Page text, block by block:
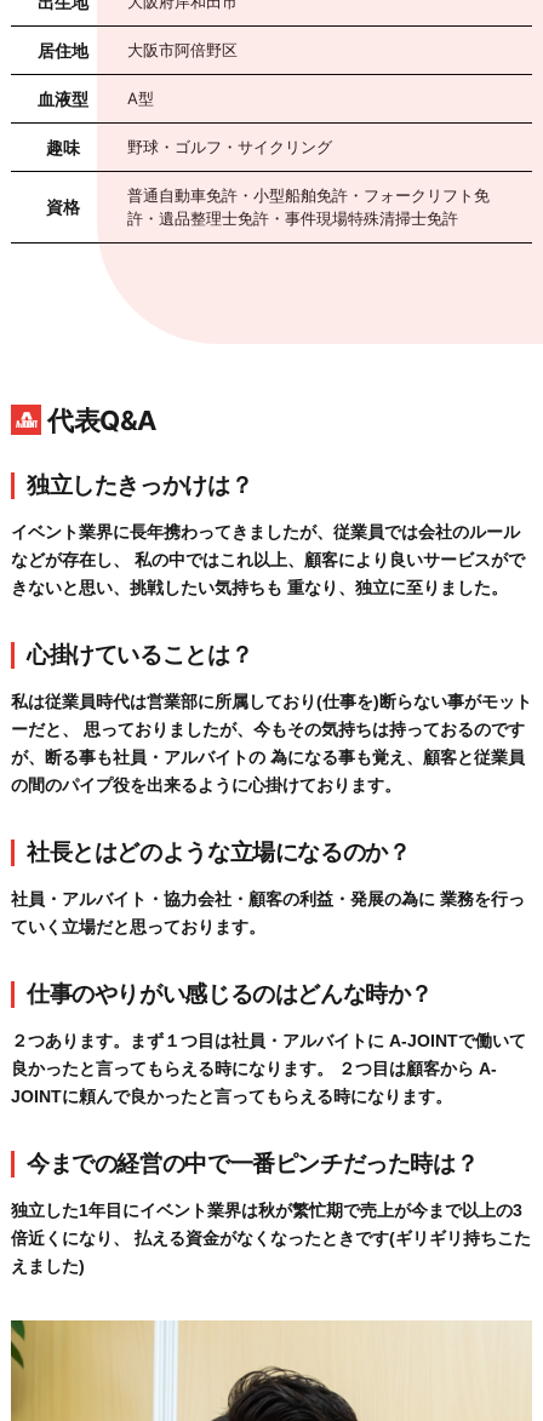
居住地 大阪市阿倍野区
血液型 A型
趣味 野球・ゴルフ・サイクリング
資格
普通自動車免許・小型船舶免許・フォークリフト免
許・遺品整理士免許・事件現場特殊清掃士免許
代表Q&A
独立したきっかけは？
イベント業界に長年携わってきましたが、従業員では会社のルール
などが存在し、 私の中ではこれ以上、顧客により良いサービスがで
きないと思い、挑戦したい気持ちも 重なり、独立に至りました。
心掛けていることは？
私は従業員時代は営業部に所属しており(仕事を)断らない事がモット
ーだと、 思っておりましたが、今もその気持ちは持っておるのです
が、断る事も社員・アルバイトの 為になる事も覚え、顧客と従業員
の間のパイプ役を出来るように心掛けております。
社長とはどのような立場になるのか？
社員・アルバイト・協力会社・顧客の利益・発展の為に 業務を行っ
ていく立場だと思っております。
仕事のやりがい感じるのはどんな時か？
２つあります。まず１つ目は社員・アルバイトに A-JOINTで働いて
良かったと言ってもらえる時になります。 ２つ目は顧客から A-
JOINTに頼んで良かったと言ってもらえる時になります。
今までの経営の中で一番ピンチだった時は？
独立した1年目にイベント業界は秋が繁忙期で売上が今まで以上の3
倍近くになり、 払える資金がなくなったときです(ギリギリ持ちこた
えました)